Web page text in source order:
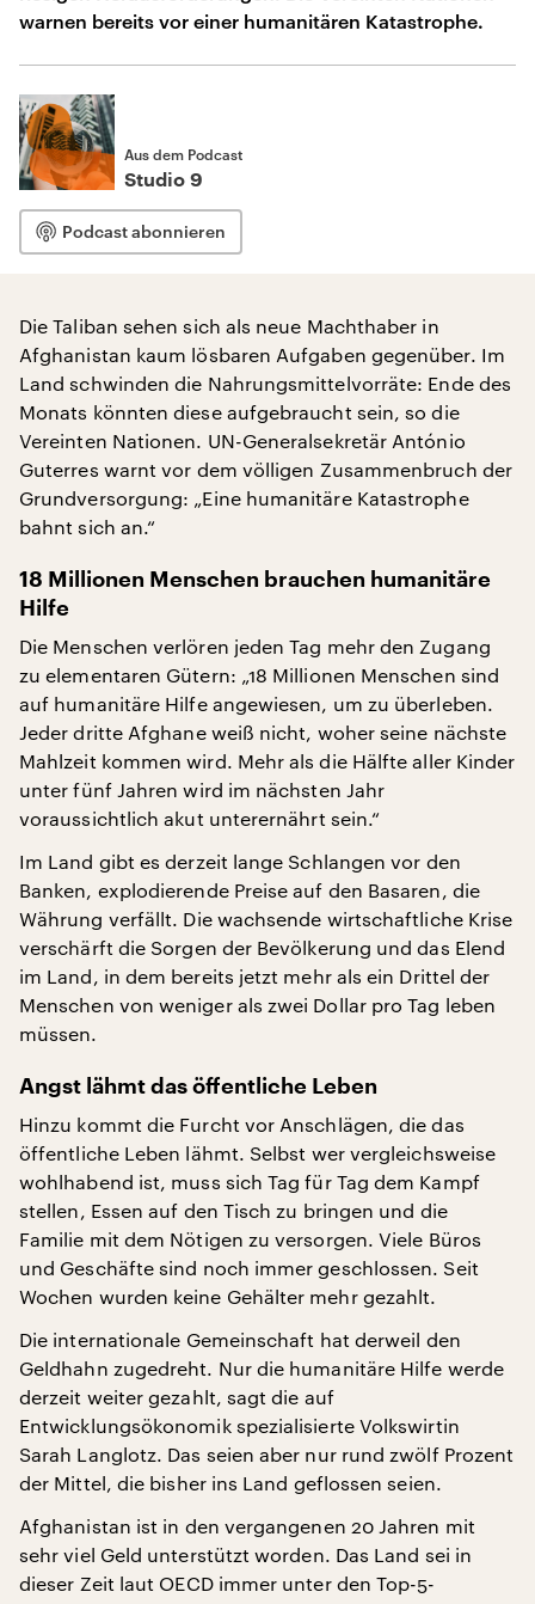
warnen bereits vor einer humanitären Katastrophe.
Aus dem Podcast
Studio 9
Podcast abonnieren
Die Taliban sehen sich als neue Machthaber in
Afghanistan kaum lösbaren Aufgaben gegenüber. Im
Land schwinden die Nahrungsmittelvorräte: Ende des
Monats könnten diese aufgebraucht sein, so die
Vereinten Nationen. UN-Generalsekretär António
Guterres warnt vor dem völligen Zusammenbruch der
Grundversorgung: „Eine humanitäre Katastrophe
bahnt sich an.“
18 Millionen Menschen brauchen humanitäre
Hilfe
Die Menschen verlören jeden Tag mehr den Zugang
zu elementaren Gütern: „18 Millionen Menschen sind
auf humanitäre Hilfe angewiesen, um zu überleben.
Jeder dritte Afghane weiß nicht, woher seine nächste
Mahlzeit kommen wird. Mehr als die Hälfte aller Kinder
unter fünf Jahren wird im nächsten Jahr
voraussichtlich akut unterernährt sein.“
Im Land gibt es derzeit lange Schlangen vor den
Banken, explodierende Preise auf den Basaren, die
Währung verfällt. Die wachsende wirtschaftliche Krise
verschärft die Sorgen der Bevölkerung und das Elend
im Land, in dem bereits jetzt mehr als ein Drittel der
Menschen von weniger als zwei Dollar pro Tag leben
müssen.
Angst lähmt das öffentliche Leben
Hinzu kommt die Furcht vor Anschlägen, die das
öffentliche Leben lähmt. Selbst wer vergleichsweise
wohlhabend ist, muss sich Tag für Tag dem Kampf
stellen, Essen auf den Tisch zu bringen und die
Familie mit dem Nötigen zu versorgen. Viele Büros
und Geschäfte sind noch immer geschlossen. Seit
Wochen wurden keine Gehälter mehr gezahlt.
Die internationale Gemeinschaft hat derweil den
Geldhahn zugedreht. Nur die humanitäre Hilfe werde
derzeit weiter gezahlt, sagt die auf
Entwicklungsökonomik spezialisierte Volkswirtin
Sarah Langlotz. Das seien aber nur rund zwölf Prozent
der Mittel, die bisher ins Land geflossen seien.
Afghanistan ist in den vergangenen 20 Jahren mit
sehr viel Geld unterstützt worden. Das Land sei in
dieser Zeit laut OECD immer unter den Top-5-